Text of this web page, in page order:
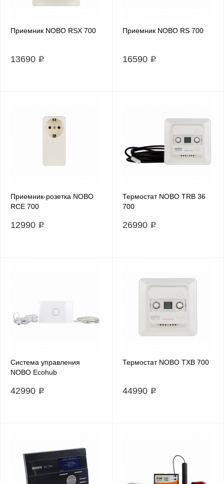
Приемник NOBO RSX 700
13690 ₽
Приемник NOBO RS 700
16590 ₽
Приемник-розетка NOBO
RCE 700
12990 ₽
Термостат NOBO TRB 36
700
26990 ₽
Система управления
NOBO Ecohub
42990 ₽
Термостат NOBO TXB 700
44990 ₽